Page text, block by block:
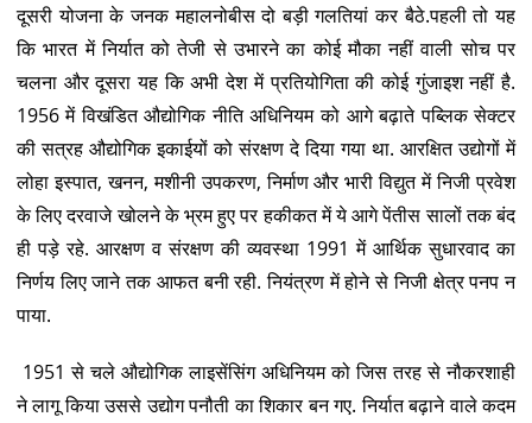
दूसरी योजना के जनक महालनोबीस दो बड़ी गलतियां कर बैठे.पहली तो यह
कि भारत में निर्यात को तेजी से उभारने का कोई मौका नहीं वाली सोच पर
चलना और दूसरा यह कि अभी देश में प्रतियोगिता की कोई गुंजाइश नहीं है.
1956 में विखंडित औद्योगिक नीति अधिनियम को आगे बढ़ाते पब्लिक सेक्टर
की सत्रह औद्योगिक इकाईयों को संरक्षण दे दिया गया था. आरक्षित उद्योगों में
लोहा इस्पात, खनन, मशीनी उपकरण, निर्माण और भारी विद्युत में निजी प्रवेश
के लिए दरवाजे खोलने के भ्रम हुए पर हकीकत में ये आगे पेंतीस सालों तक बंद
ही पड़े रहे. आरक्षण व संरक्षण की व्यवस्था 1991 में आर्थिक सुधारवाद का
निर्णय लिए जाने तक आफत बनी रही. नियंत्रण में होने से निजी क्षेत्र पनप न
पाया.
1951 से चले औद्योगिक लाइसेंसिंग अधिनियम को जिस तरह से नौकरशाही
ने लागू किया उससे उद्योग पनौती का शिकार बन गए. निर्यात बढ़ाने वाले कदम